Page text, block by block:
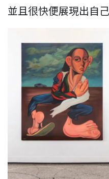
並且很快便展現出自